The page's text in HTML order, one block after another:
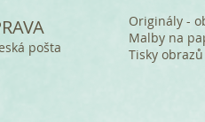
pošta
Originály -
Malby na
Tisky obrazů